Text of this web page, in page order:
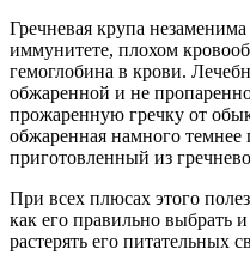
Гречневая крупа
иммунитете, плохом
гемоглобина в крови.
обжаренной и не
прожаренную гречку от
обжаренная намного
приготовленный из
При всех плюсах этого
как его правильно выбрать
растерять его питательных